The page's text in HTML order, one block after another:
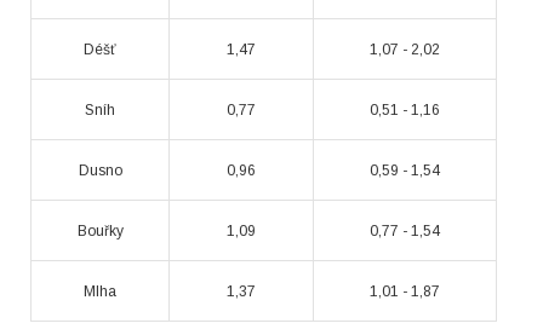
Déšť 1,47 1,07 - 2,02
Sníh 0,77 0,51 - 1,16
Dusno 0,96 0,59 - 1,54
Bouřky 1,09 0,77 - 1,54
Mlha 1,37 1,01 - 1,87